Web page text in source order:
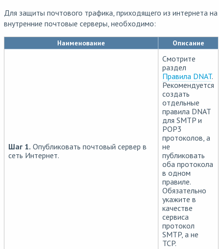
Для защиты почтового трафика, приходящего из интернета на
внутренние почтовые серверы, необходимо:
Наименование Описание
Шаг 1. Опубликовать почтовый сервер в
сеть Интернет.
Смотрите
раздел
Правила DNAT.
Рекомендуется
создать
отдельные
правила DNAT
для SMTP и
POP3
протоколов, а
не
публиковать
оба протокола
в одном
правиле.
Обязательно
укажите в
качестве
сервиса
протокол
SMTP, а не
TCP.